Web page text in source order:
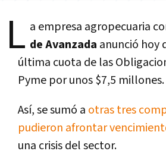
L a empresa agropecuaria
de Avanzada anunció hoy
última cuota de las
Pyme por unos $7,5 millones.
Así, se sumó a otras tres
pudieron afrontar
una crisis del sector.